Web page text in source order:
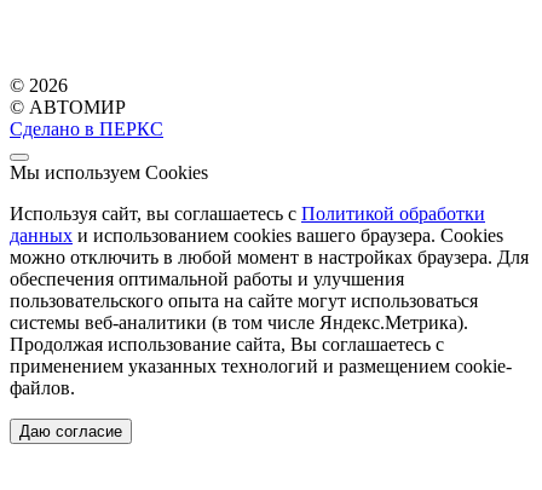
© 2026
© АВТОМИР
Сделано в ПЕРКС
Мы используем Cookies
Используя сайт, вы соглашаетесь с Политикой обработки
данных и использованием cookies вашего браузера. Cookies
можно отключить в любой момент в настройках браузера. Для
обеспечения оптимальной работы и улучшения
пользовательского опыта на сайте могут использоваться
системы веб-аналитики (в том числе Яндекс.Метрика).
Продолжая использование сайта, Вы соглашаетесь с
применением указанных технологий и размещением cookie-
файлов.
Даю согласие